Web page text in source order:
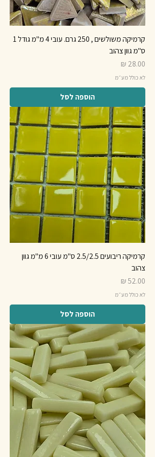
קרמיקה משולשים , 250 גרם. עובי 4 מ"מ גודל 1
ס"מ גוון צהוב
מחיר
לא כולל מע״מ
הוספה לסל
קרמיקה ריבועים 2.5/2.5 ס"מ עובי 6 מ"מ גוון
צהוב
מחיר
לא כולל מע״מ
הוספה לסל